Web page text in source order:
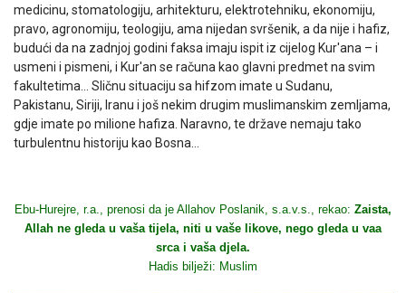
medicinu, stomatologiju, arhitekturu, elektrotehniku, ekonomiju,
pravo, agronomiju, teologiju, ama nijedan svršenik, a da nije i hafiz,
budući da na zadnjoj godini faksa imaju ispit iz cijelog Kur'ana – i
usmeni i pismeni, i Kur'an se računa kao glavni predmet na svim
fakultetima… Sličnu situaciju sa hifzom imate u Sudanu,
Pakistanu, Siriji, Iranu i još nekim drugim muslimanskim zemljama,
gdje imate po milione hafiza. Naravno, te države nemaju tako
turbulentnu historiju kao Bosna…
Ebu-Hurejre, r.a., prenosi da je Allahov Poslanik, s.a.v.s., rekao: Zaista,
Allah ne gleda u vaša tijela, niti u vaše likove, nego gleda u vaa
srca i vaša djela.
Hadis bilježi: Muslim